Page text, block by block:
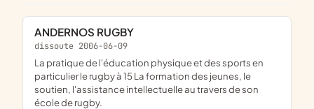
ANDERNOS RUGBY
dissoute 2006-06-09
La pratique de l'éducation physique et des sports en
particulier le rugby à 15 La formation des jeunes, le
soutien, l'assistance intellectuelle au travers de son
école de rugby.